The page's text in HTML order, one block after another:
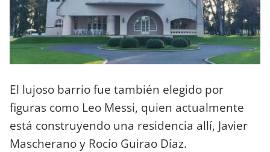
El lujoso barrio fue también elegido por
figuras como Leo Messi, quien actualmente
está construyendo una residencia allí, Javier
Mascherano y Rocío Guirao Díaz.